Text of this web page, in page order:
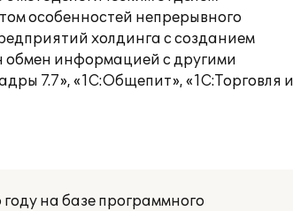
особенностей непрерывного
холдинга с созданием
обмен информацией с другими
7.7», «1С:Общепит», «1С:Торговля и
на базе программного